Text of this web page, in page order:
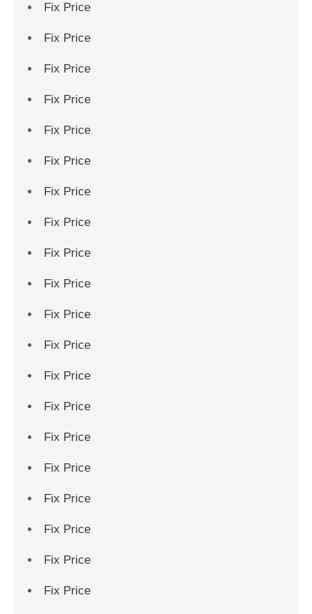
Fix Price
Fix Price
Fix Price
Fix Price
Fix Price
Fix Price
Fix Price
Fix Price
Fix Price
Fix Price
Fix Price
Fix Price
Fix Price
Fix Price
Fix Price
Fix Price
Fix Price
Fix Price
Fix Price
Fix Price